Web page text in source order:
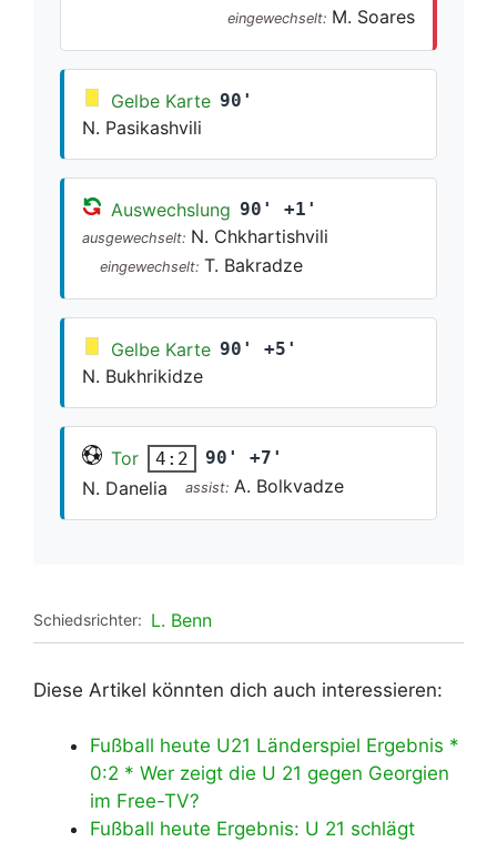
eingewechselt: M. Soares
Gelbe Karte 90'
N. Pasikashvili
Auswechslung 90' +1'
ausgewechselt: N. Chkhartishvili
eingewechselt: T. Bakradze
Gelbe Karte 90' +5'
N. Bukhrikidze
Tor 4:2 90' +7'
N. Danelia assist: A. Bolkvadze
Schiedsrichter: L. Benn
Diese Artikel könnten dich auch interessieren:
Fußball heute U21 Länderspiel Ergebnis *
0:2 * Wer zeigt die U 21 gegen Georgien
im Free-TV?
Fußball heute Ergebnis: U 21 schlägt